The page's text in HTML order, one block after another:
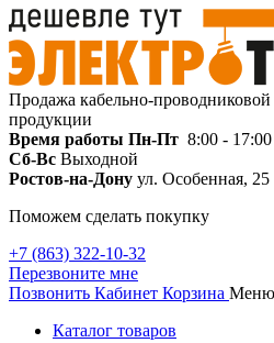
Продажа кабельно-проводниковой
продукции
Время работы Пн-Пт 8:00 - 17:00
Сб-Вс Выходной
Ростов-на-Дону ул. Особенная, 25
Поможем сделать покупку
+7 (863) 322-10-32
Перезвоните мне
Позвонить Кабинет Корзина Меню
Каталог товаров